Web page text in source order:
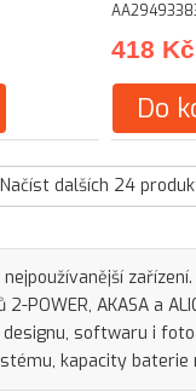
418 Kč
Do
Načíst dalších 24
POWER, AKASA a
softwaru i
kapacity baterie